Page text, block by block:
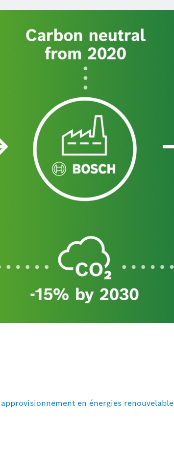
en énergies renouvelable